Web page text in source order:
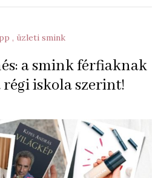
üzleti smink
a smink férfiaknak
régi iskola szerint!